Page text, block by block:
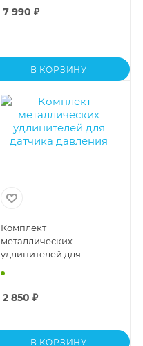
7 990 ₽
В КОРЗИНУ
Комплект
металлических
удлинителей для
2 850 ₽
В КОРЗИНУ